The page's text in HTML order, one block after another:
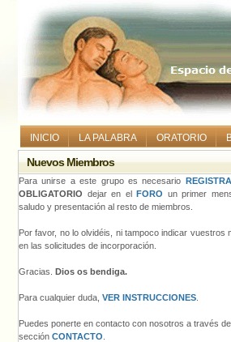
INICIO LA PALABRA ORATORIO
Nuevos Miembros
Para unirse a este grupo es necesario
OBLIGATORIO dejar en el FORO un primer
saludo y presentación al resto de miembros.
Por favor, no lo olvidéis, ni tampoco indicar vuestros
en las solicitudes de incorporación.
Gracias. Dios os bendiga.
Para cualquier duda, VER INSTRUCCIONES
Puedes ponerte en contacto con nosotros a través
sección CONTACTO